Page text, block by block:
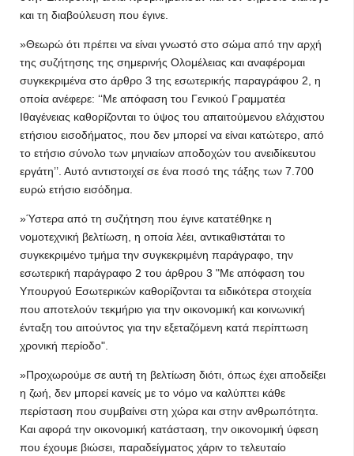
και τη διαβούλευση που έγινε.
»Θεωρώ ότι πρέπει να είναι γνωστό στο σώμα από την αρχή
της συζήτησης της σημερινής Ολομέλειας και αναφέρομαι
συγκεκριμένα στο άρθρο 3 της εσωτερικής παραγράφου 2, η
οποία ανέφερε: ‘‘Με απόφαση του Γενικού Γραμματέα
Ιθαγένειας καθορίζονται το ύψος του απαιτούμενου ελάχιστου
ετήσιου εισοδήματος, που δεν μπορεί να είναι κατώτερο, από
το ετήσιο σύνολο των μηνιαίων αποδοχών του ανειδίκευτου
εργάτη’’. Αυτό αντιστοιχεί σε ένα ποσό της τάξης των 7.700
ευρώ ετήσιο εισόδημα.
»Ύστερα από τη συζήτηση που έγινε κατατέθηκε η
νομοτεχνική βελτίωση, η οποία λέει, αντικαθιστάται το
συγκεκριμένο τμήμα την συγκεκριμένη παράγραφο, την
εσωτερική παράγραφο 2 του άρθρου 3 "Με απόφαση του
Υπουργού Εσωτερικών καθορίζονται τα ειδικότερα στοιχεία
που αποτελούν τεκμήριο για την οικονομική και κοινωνική
ένταξη του αιτούντος για την εξεταζόμενη κατά περίπτωση
χρονική περίοδο".
»Προχωρούμε σε αυτή τη βελτίωση διότι, όπως έχει αποδείξει
η ζωή, δεν μπορεί κανείς με το νόμο να καλύπτει κάθε
περίσταση που συμβαίνει στη χώρα και στην ανθρωπότητα.
Και αφορά την οικονομική κατάσταση, την οικονομική ύφεση
που έχουμε βιώσει, παραδείγματος χάριν το τελευταίο